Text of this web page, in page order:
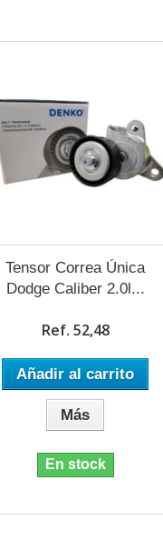
Tensor Correa Única
Dodge Caliber 2.0l...
Ref. 52,48
Añadir al carrito
Más
En stock